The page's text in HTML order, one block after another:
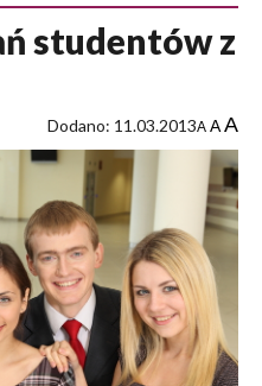
studentów z
Dodano: 11.03.2013A AA